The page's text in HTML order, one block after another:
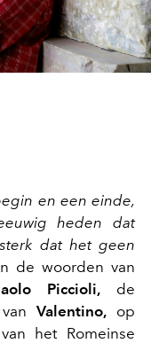
en een einde,
heden dat
dat het geen
de woorden van
Piccioli, de
Valentino,op
het Romeinse